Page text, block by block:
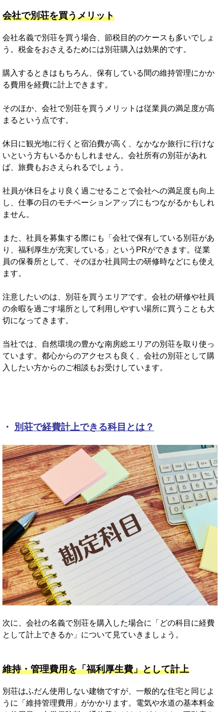
会社で別荘を買うメリット
会社名義で別荘を買う場合、節税目的のケースも多いでしょ
う。税金をおさえるためには別荘購入は効果的です。
購入するときはもちろん、保有している間の維持管理にかか
る費用を経費に計上できます。
そのほか、会社で別荘を買うメリットは従業員の満足度が高
まるという点です。
休日に観光地に行くと宿泊費が高く、なかなか旅行に行けな
いという方もいるかもしれません。会社所有の別荘があれ
ば、旅費もおさえられるでしょう。
社員が休日をより良く過ごせることで会社への満足度も向上
し、仕事の日のモチベーションアップにもつながるかもしれ
ません。
また、社員を募集する際にも「会社で保有している別荘があ
り、福利厚生が充実している」というPRができます。従業
員の保養所として、そのほか社員同士の研修時などにも使え
ます。
注意したいのは、別荘を買うエリアです。会社の研修や社員
の余暇を過ごす場所として利用しやすい場所に買うことも大
切になってきます。
当社では、自然環境の豊かな南房総エリアの別荘を取り使っ
ています。都心からのアクセスも良く、会社の別荘として購
入したい方からのご相談もお受けしています。
・ 別荘で経費計上できる科目とは？
次に、会社の名義で別荘を購入した場合に「どの科目に経費
として計上できるか」について見ていきましょう。
維持・管理費用を「福利厚生費」として計上
別荘はふだん使用しない建物ですが、一般的な住宅と同じよ
うに「維持管理費用」がかかります。電気や水道の基本料金